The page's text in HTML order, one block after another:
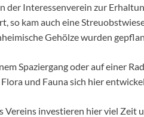
der Interessenverein zur
so kam auch eine
Gehölze wurden
Spaziergang oder auf einer
und Fauna sich hier
Vereins investieren hier viel Zeit